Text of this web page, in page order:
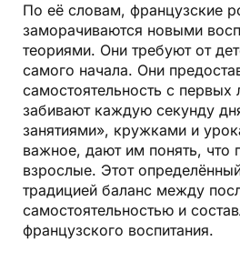
По её словам, французские
заморачиваются новыми
теориями. Они требуют от
самого начала. Они
самостоятельность с первых
забивают каждую секунду
занятиями», кружками и
важное, дают им понять, что
взрослые. Этот
традицией баланс между
самостоятельностью и
французского воспитания.